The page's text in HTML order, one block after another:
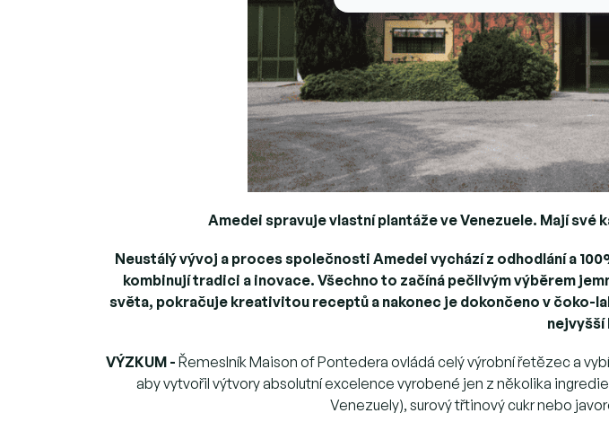
Amedei spravuje vlastní plantáže ve Venezuele. Mají
Neustálý vývoj a proces společnosti Amedei vychází z odhodlání a
kombinují tradici a inovace. Všechno to začíná pečlivým výběrem
světa, pokračuje kreativitou receptů a nakonec je dokončeno v čoko-
nejvyšší
VÝZKUM - Řemeslník Maison of Pontedera ovládá celý výrobní řetězec a
aby vytvořil výtvory absolutní excelence vyrobené jen z několika
Venezuely), surový třtinový cukr nebo